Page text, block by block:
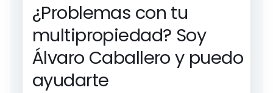
¿Problemas con tu
multipropiedad? Soy
Álvaro Caballero y puedo
ayudarte